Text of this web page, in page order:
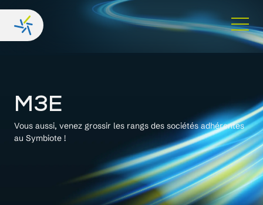
M3E
Vous aussi, venez grossir les rangs des sociétés adhérentes
au Symbiote !